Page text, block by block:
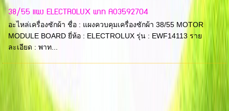
38/55 แผง ELECTROLUX พาท A03592704
อะไหล่เครื่องซักผ้า ชื่อ : แผงควบคุมเครื่องซักผ้า 38/55 MOTOR
MODULE BOARD ยี่ห้อ : ELECTROLUX รุ่น : EWF14113 ราย
ละเอียด : พาท...